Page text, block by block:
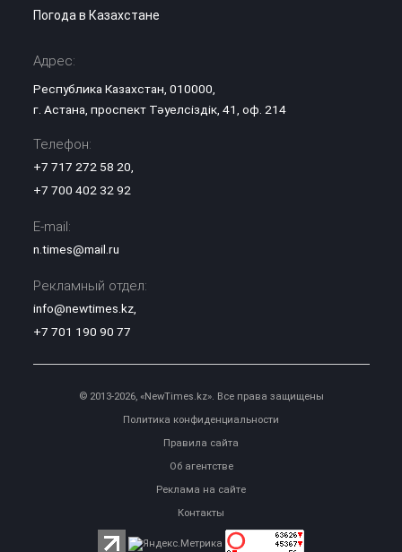
Погода в Казахстане
Адрес:
Республика Казахстан, 010000,
г. Астана, проспект Тәуелсіздік, 41, оф. 214
Телефон:
+7 717 272 58 20,
+7 700 402 32 92
E-mail:
n.times@mail.ru
Рекламный отдел:
info@newtimes.kz,
+7 701 190 90 77
© 2013-2026, «NewTimes.kz». Все права защищены
Политика конфиденциальности
Правила сайта
Об агентстве
Реклама на сайте
Контакты